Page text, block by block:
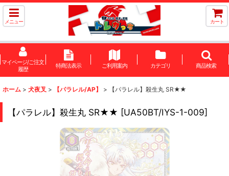
メニュー カート
マイページ/ご注文
履歴
特商法表示 ご利用案内 カテゴリ 商品検索
ホーム > 犬夜叉 > 【パラレル/AP】 > 【パラレル】殺生丸 SR★★
【パラレル】殺生丸 SR★★ [UA50BT/IYS-1-009]